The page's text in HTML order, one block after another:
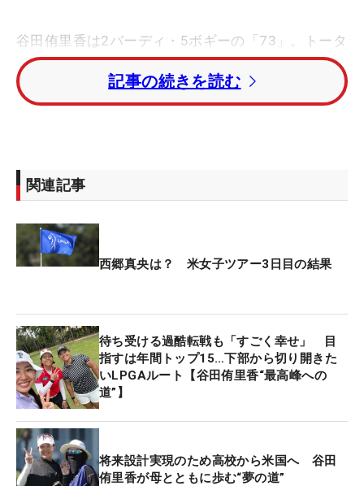
谷田侑里香は2バーディ・5ボギーの「73」。トータ
ル1オーバー・54位タイに順位を落として最終ラウ
ンドに進む。
ェル・チャン（中国）が続いた。
会。賞金総額もシーズン最高額の40万ドル（約
6200万円）となっている。
記事の続きを読む
関連記事
西郷真央は？ 米女子ツアー3日目の結果
待ち受ける過酷転戦も「すごく幸せ」 目
指すは年間トップ15…下部から切り開きた
いLPGAルート【谷田侑里香“最高峰への
道”】
将来設計実現のため高校から米国へ 谷田
侑里香が母とともに歩む“夢の道”